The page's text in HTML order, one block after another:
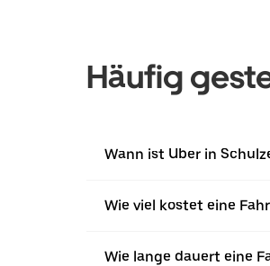
Häufig
Wann ist Uber in
Wie viel kostet eine
Wie lange dauert eine